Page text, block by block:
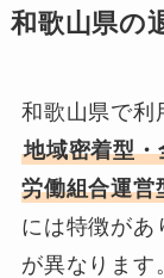
和歌山県の
和歌山県で利
地域密着型
労働組合運営
には特徴があ
が異なります